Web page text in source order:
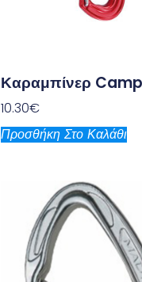
Καραμπίνερ
10.30€
Προσθήκη Στο Καλάθι